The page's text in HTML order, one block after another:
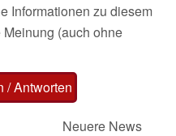
Informationen zu diesem
(auch ohne
/ Antworten
Neuere News